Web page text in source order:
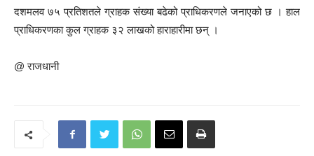
दशमलव ७५ प्रतिशतले ग्राहक संख्या बढेको प्राधिकरणले जनाएको छ । हाल
प्राधिकरणका कुल ग्राहक ३२ लाखको हाराहारीमा छन् ।
@ राजधानी